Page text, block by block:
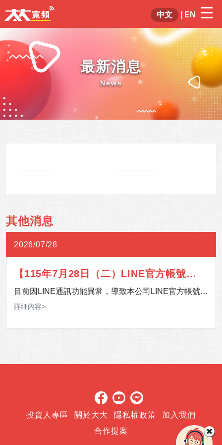
☰
中文 EN ×
最新消息
News
其他消息
2026/07/28
【115年7月28日（二）LINE官方帳號通
訊異常】
目前因LINE通訊功能異常，導致本公司LINE官方帳號暫
時無法提供服務。 影響期間，如有服務需求，歡迎多加
詳細內容>
投資人專區 關於大大 隱私權政策
加入我們
合作提案